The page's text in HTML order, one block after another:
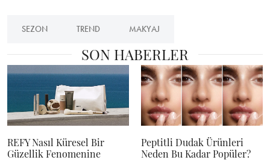
SEZON TREND MAKYAJ
SON HABERLER
REFY Nasıl Küresel Bir
Güzellik Fenomenine
Peptitli Dudak Ürünleri
Neden Bu Kadar Popüler?